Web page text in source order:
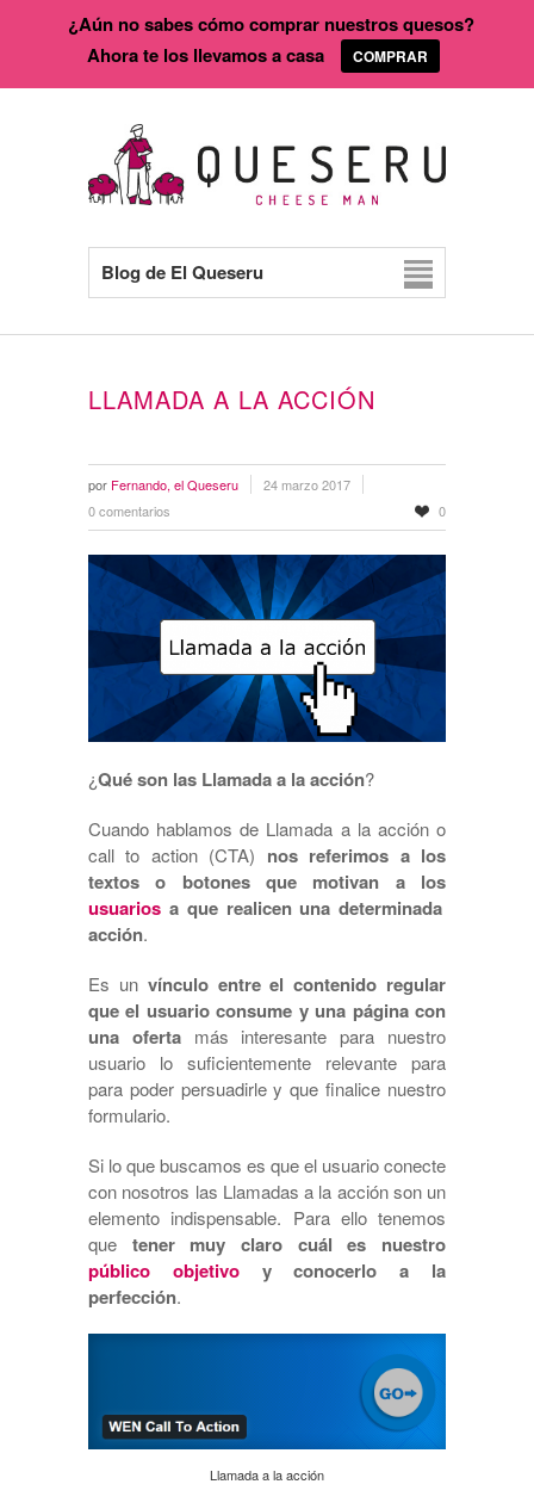
Blog de El Queseru
LLAMADA A LA ACCIÓN
por Fernando, el Queseru
24 marzo 2017
0 comentarios
0
¿Qué son las Llamada a la acción?
Cuando hablamos de Llamada a la acción o
call to action (CTA) nos referimos a los
textos o botones que motivan a los
usuarios a que realicen una determinada
acción.
Es un vínculo entre el contenido regular
que el usuario consume y una página con
una ofertamás interesante para nuestro
usuario lo suficientemente relevante para
para poder persuadirle y que finalice nuestro
formulario.
Si lo que buscamos es que el usuario conecte
con nosotros las Llamadas a la acción son un
elemento indispensable. Para ello tenemos
que tener muy claro cuál es nuestro
público objetivoy conocerlo a la
perfección.
Llamada a la acción
¿Aún no sabes cómo comprar nuestros quesos?
Ahora te los llevamos a casa
COMPRAR